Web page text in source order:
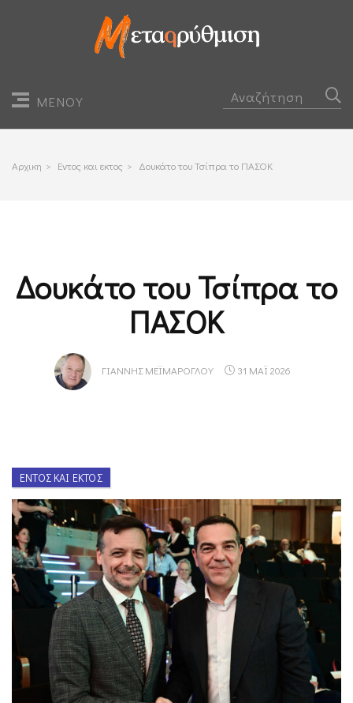
ΜΕΝΟΥ
Αρχικη > Εντος και εκτος > Δουκάτο του Τσίπρα το ΠΑΣΟΚ
Δουκάτο του Τσίπρα το
ΠΑΣΟΚ
ΓΙΆΝΝΗΣ ΜΕΪΜΆΡΟΓΛΟΥ 31 ΜΑΪ 2026
ΕΝΤΌΣ ΚΑΙ ΕΚΤΌΣ